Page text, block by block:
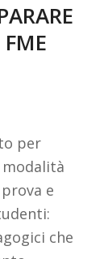
per
e
che